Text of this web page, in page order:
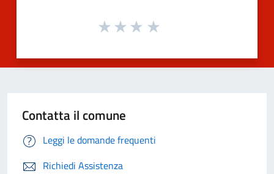
Contatta il comune
Leggi le domande frequenti
Richiedi Assistenza